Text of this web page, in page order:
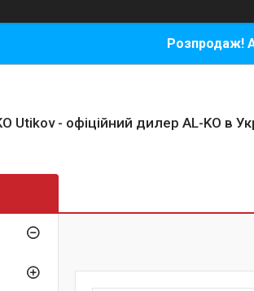
Розпродаж!
Utikov - офіційний дилер AL-KO в